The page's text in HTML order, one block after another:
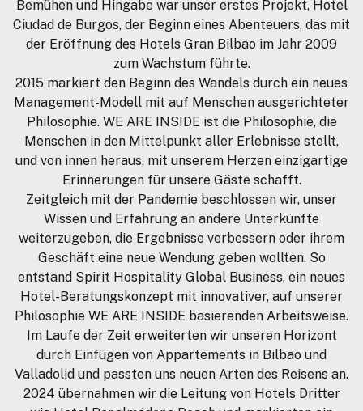
Bemühen und Hingabe war unser erstes Projekt, Hotel
Ciudad de Burgos, der Beginn eines Abenteuers, das mit
der Eröffnung des Hotels Gran Bilbao im Jahr 2009
zum Wachstum führte.
2015 markiert den Beginn des Wandels durch ein neues
Management-Modell mit auf Menschen ausgerichteter
Philosophie. WE ARE INSIDE ist die Philosophie, die
Menschen in den Mittelpunkt aller Erlebnisse stellt,
und von innen heraus, mit unserem Herzen einzigartige
Erinnerungen für unsere Gäste schafft.
Zeitgleich mit der Pandemie beschlossen wir, unser
Wissen und Erfahrung an andere Unterkünfte
weiterzugeben, die Ergebnisse verbessern oder ihrem
Geschäft eine neue Wendung geben wollten. So
entstand Spirit Hospitality Global Business, ein neues
Hotel-Beratungskonzept mit innovativer, auf unserer
Philosophie WE ARE INSIDE basierenden Arbeitsweise.
Im Laufe der Zeit erweiterten wir unseren Horizont
durch Einfügen von Appartements in Bilbao und
Valladolid und passten uns neuen Arten des Reisens an.
2024 übernahmen wir die Leitung von Hotels Dritter